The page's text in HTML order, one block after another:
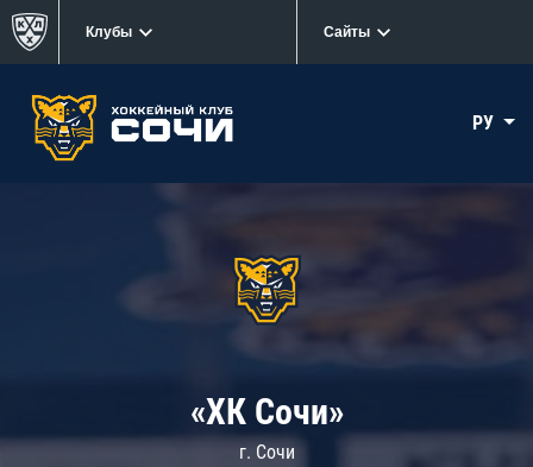
Клубы Сайты
РУ
«ХК Сочи»
г. Сочи